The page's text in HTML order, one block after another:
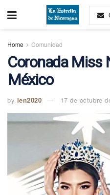
Home Comunidad
Coronada Miss
México
by len2020 17 de octubre